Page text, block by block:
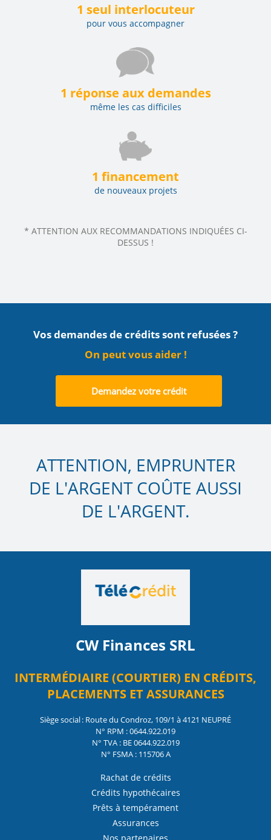
1 seul interlocuteur
pour vous accompagner
1 réponse aux demandes
même les cas difficiles
1 financement
de nouveaux projets
* ATTENTION AUX RECOMMANDATIONS INDIQUÉES CI-
DESSUS !
Vos demandes de crédits sont refusées ?
On peut vous aider !
Demandez votre crédit
ATTENTION, EMPRUNTER
DE L'ARGENT COÛTE AUSSI
DE L'ARGENT.
CW Finances SRL
INTERMÉDIAIRE (COURTIER) EN CRÉDITS,
PLACEMENTS ET ASSURANCES
Siège social : Route du Condroz, 109/1 à 4121 NEUPRÉ
N° RPM : 0644.922.019
N° TVA : BE 0644.922.019
N° FSMA : 115706 A
Rachat de crédits
Crédits hypothécaires
Prêts à tempérament
Assurances